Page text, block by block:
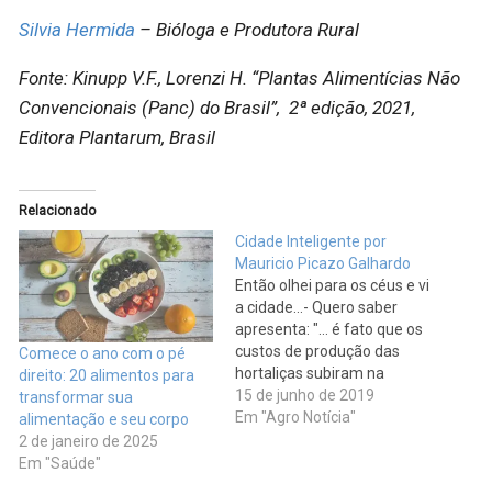
Silvia Hermida – Bióloga e Produtora Rural
Fonte: Kinupp V.F., Lorenzi H. “Plantas Alimentícias Não
Convencionais (Panc) do Brasil”, 2ª edição, 2021,
Editora Plantarum, Brasil
Relacionado
Comece o ano com o pé
direito: 20 alimentos para
transformar sua
alimentação e seu corpo
2 de janeiro de 2025
Em "Saúde"
Cidade Inteligente por
Mauricio Picazo Galhardo
Então olhei para os céus e vi
a cidade...- Quero saber
apresenta: "... é fato que os
custos de produção das
hortaliças subiram na
última safra. Mas a boa
notícia é que, no geral,
15 de junho de 2019
Em "Agro Notícia"